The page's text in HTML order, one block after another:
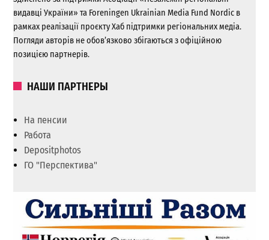
видавці України» та Foreningen Ukrainian Media Fund Nordic в
рамках реалізації проєкту Хаб підтримки регіональних медіа.
Погляди авторів не обов’язково збігаються з офіційною
позицією партнерів.
НАШИ ПАРТНЕРЫ
На пенсии
Работа
Depositphotos
ГО "Перспектива"